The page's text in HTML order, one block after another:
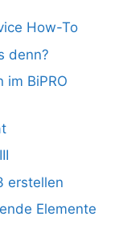
How-To
denn?
im BiPRO
erstellen
Elemente